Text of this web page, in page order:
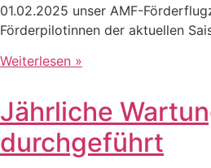
01.02.2025 unser AMF-
Förderpilotinnen der aktuellen
Weiterlesen »
Jährliche
durchgeführt